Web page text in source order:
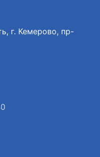
г. Кемерово, пр-